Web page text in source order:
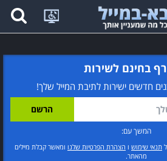
בחינם לשירות
חדשים ישירות לתיבת המייל שלך!
המשך עם:
תנאי שימוש ו הצהרת הפרטיות שלנו ומאשר קבלת מיילים
מהאתר.